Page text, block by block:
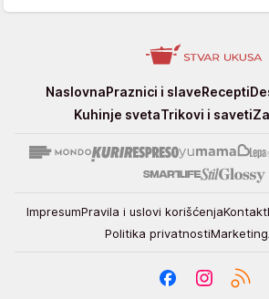
StvarNaslovnaPraznici i slaveRecepti
Kuhinje svetaTrikovi i saveti
ImpresumPravila i uslovi korišćenjaKontakt
Politika privatnostiMarketing